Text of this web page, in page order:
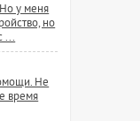
Но у меня
но
...
Не
время